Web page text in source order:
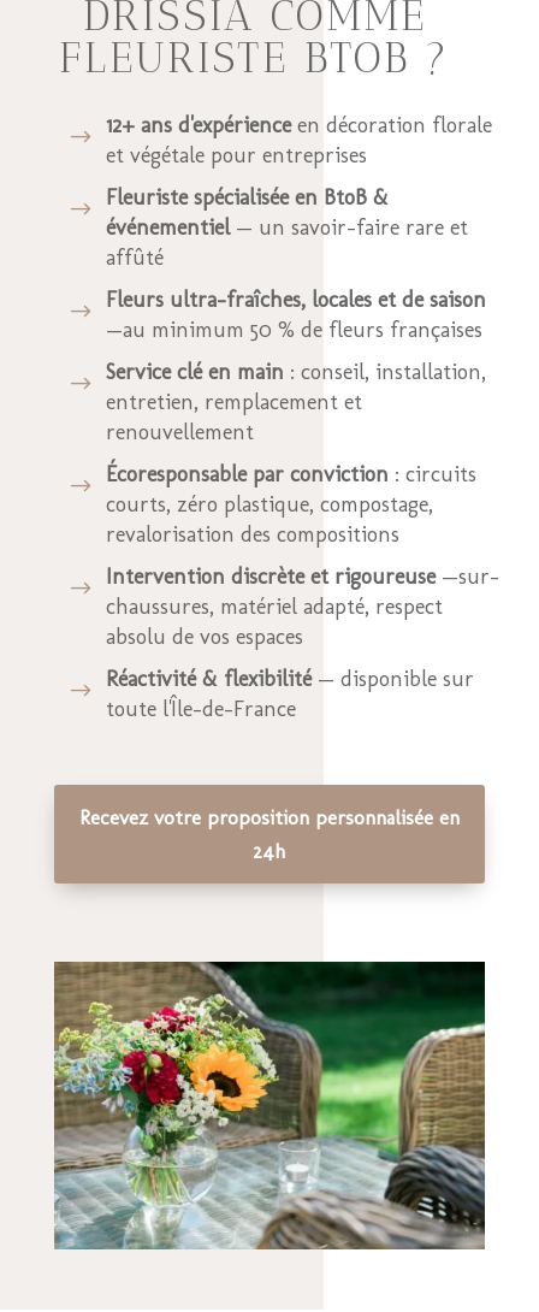
DRISSIA COMME
FLEURISTE BTOB ?
$ 12+ ans d'expérienceen décoration florale
et végétale pour entreprises
$
Fleuriste spécialisée en BtoB &
événementiel — un savoir-faire rare et
affûté
$
Fleurs ultra-fraîches, locales et de saison
—au minimum 50 % de fleurs françaises
$ Service clé en main : conseil, installation,
entretien, remplacement et
renouvellement
$ Écoresponsable par conviction : circuits
courts, zéro plastique, compostage,
revalorisation des compositions
$ Intervention discrète et rigoureuse—sur-
chaussures, matériel adapté, respect
absolu de vos espaces
$ Réactivité & flexibilité— disponible sur
toute l'Île-de-France
Recevez votre proposition personnalisée en
24h